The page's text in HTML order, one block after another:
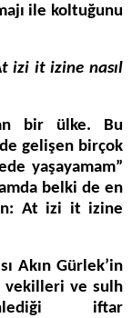
ile koltuğunu
izi it izine nasıl
bir ülke. Bu
gelişen birçok
yaşayamam”
belki de en
At izi it izine
Akın Gürlek’in
vekilleri ve sulh
iftar